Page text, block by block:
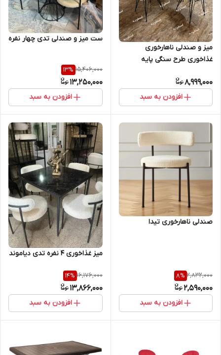
میز و صندلی ناهارخوری
غذاخوری طرح سنگی پایه
8,999,000
افزودن به سبد
ست میز و صندلی تدی چهار نفره
15,406,000
13%
13,250,000
افزودن به سبد
صندلی ناهارخوری تیدا
2,832,000
8%
2,590,000
افزودن به سبد
میز غذاخوری ۴ نفره تدی دیاموند
16,176,000
14%
13,866,000
افزودن به سبد